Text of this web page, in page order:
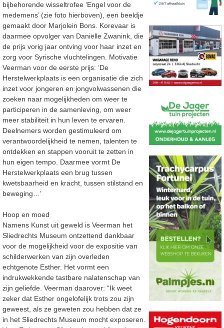
bijbehorende wisseltrofee ‘Engel voor de
medemens’ (zie foto hierboven), een beeldje
gemaakt door Marjolein Bons. Korevaar is
daarmee opvolger van Daniëlle Zwanink, die
de prijs vorig jaar ontving voor haar inzet en
zorg voor Syrische vluchtelingen. Motivatie
Veerman voor de eerste prijs: ‘De
Herstelwerkplaats is een organisatie die zich
inzet voor jongeren en jongvolwassenen die
zoeken naar mogelijkheden om weer te
participeren in de samenleving, om weer
meer stabiliteit in hun leven te ervaren.
Deelnemers worden gestimuleerd om
verantwoordelijkheid te nemen, talenten te
ontdekken en stappen vooruit te zetten in
hun eigen tempo. Daarmee vormt De
Herstelwerkplaats een brug tussen
kwetsbaarheid en kracht, tussen stilstand en
beweging…’
Hoop en moed
Namens Kunst uit geweld is Veerman het
Sliedrechts Museum ontzettend dankbaar
voor de mogelijkheid voor de expositie van
schilderwerken van zijn overleden
echtgenote Esther. Het vormt een
indrukwekkende tastbare nalatenschap van
zijn geliefde. Veerman daarover: “Ik weet
zeker dat Esther ongelofelijk trots zou zijn
geweest, als ze geweten zou hebben dat ze
in het Sliedrechts Museum mocht exposeren.